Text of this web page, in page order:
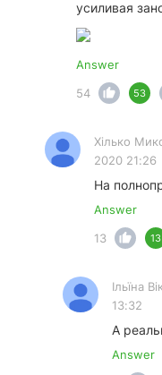
усиливая
Answer
54
53
Хілько
2020 21:26
На
Answer
13
13
Ільїна
13:32
А
Answer